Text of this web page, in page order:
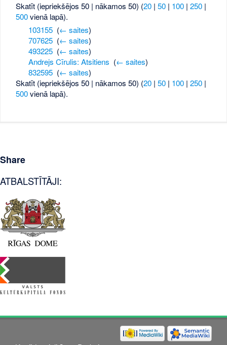
Skatīt (iepriekšējos 50 | nākamos 50) (20 |50 | 100 |250 |
500vienā lapā).
103155‎ (← saites)
707625‎ (← saites)
493225‎ (← saites)
Andrejs Cīrulis: Atsitiens (← saites)
832595‎ (← saites)
Skatīt (iepriekšējos 50 | nākamos 50) (20 |50 | 100 |250 |
500vienā lapā).
Share
ATBALSTĪTĀJI: